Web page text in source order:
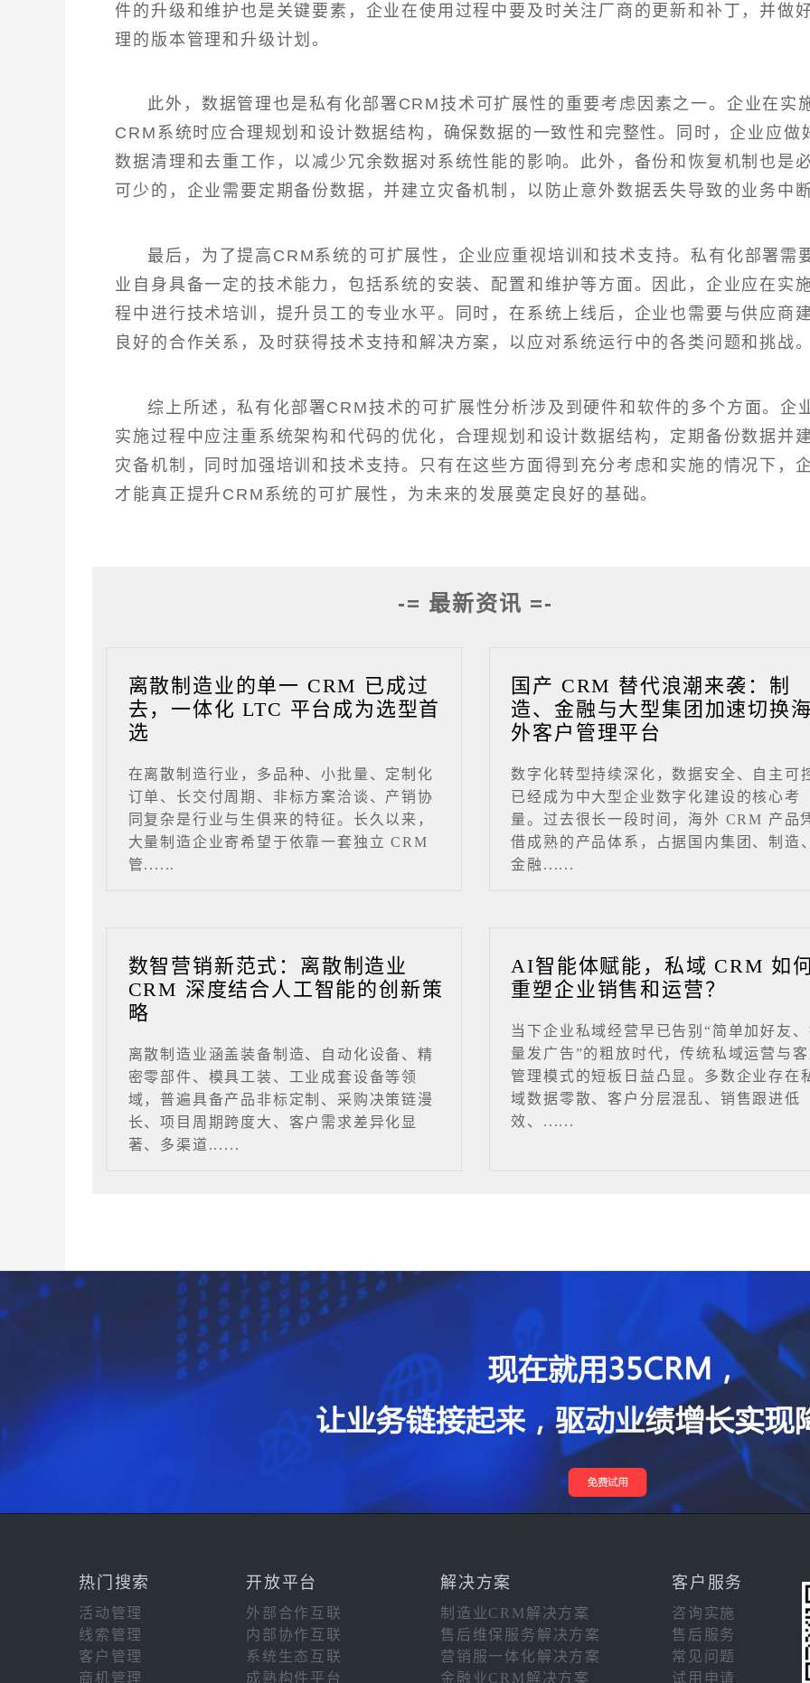
件的升级和维护也是关键要素，企业在使用过程中要及时关注厂商的更新和补丁，并做
理的版本管理和升级计划。
此外，数据管理也是私有化部署CRM技术可扩展性的重要考虑因素之一。企业在实
CRM系统时应合理规划和设计数据结构，确保数据的一致性和完整性。同时，企业应做
数据清理和去重工作，以减少冗余数据对系统性能的影响。此外，备份和恢复机制也是
可少的，企业需要定期备份数据，并建立灾备机制，以防止意外数据丢失导致的业务中断
最后，为了提高CRM系统的可扩展性，企业应重视培训和技术支持。私有化部署需
业自身具备一定的技术能力，包括系统的安装、配置和维护等方面。因此，企业应在实
程中进行技术培训，提升员工的专业水平。同时，在系统上线后，企业也需要与供应商
良好的合作关系，及时获得技术支持和解决方案，以应对系统运行中的各类问题和挑战。
综上所述，私有化部署CRM技术的可扩展性分析涉及到硬件和软件的多个方面。企
实施过程中应注重系统架构和代码的优化，合理规划和设计数据结构，定期备份数据并
灾备机制，同时加强培训和技术支持。只有在这些方面得到充分考虑和实施的情况下，
才能真正提升CRM系统的可扩展性，为未来的发展奠定良好的基础。
-= 最新资讯 =-
离散制造业的单一 CRM 已成过
去，一体化 LTC 平台成为选型首
选
在离散制造行业，多品种、小批量、定制化
订单、长交付周期、非标方案洽谈、产销协
同复杂是行业与生俱来的特征。长久以来，
大量制造企业寄希望于依靠一套独立 CRM
管......
国产 CRM 替代浪潮来袭：制
造、金融与大型集团加速切换海
外客户管理平台
数字化转型持续深化，数据安全、自主可
已经成为中大型企业数字化建设的核心考
量。过去很长一段时间，海外 CRM 产品
借成熟的产品体系，占据国内集团、制造、
金融......
数智营销新范式：离散制造业
CRM 深度结合人工智能的创新策
略
离散制造业涵盖装备制造、自动化设备、精
密零部件、模具工装、工业成套设备等领
域，普遍具备产品非标定制、采购决策链漫
长、项目周期跨度大、客户需求差异化显
著、多渠道......
AI智能体赋能，私域 CRM 如
重塑企业销售和运营？
当下企业私域经营早已告别“简单加好友
量发广告”的粗放时代，传统私域运营与客
管理模式的短板日益凸显。多数企业存在
域数据零散、客户分层混乱、销售跟进低
效、......
热门搜索 开放平台
活动管理
外部合作互联
线索管理
内部协作互联
客户管理
系统生态互联
商机管理
成熟构件平台
解决方案 客户服务
制造业CRM解决方案
咨询实施
售后维保服务解决方案
售后服务
营销服一体化解决方案
常见问题
金融业CRM解决方案
试用申请